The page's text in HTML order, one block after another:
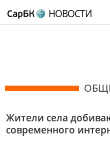
НОВОСТИ
Жители села
современного